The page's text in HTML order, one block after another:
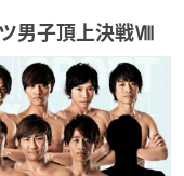
男子頂上決戦Ⅷ